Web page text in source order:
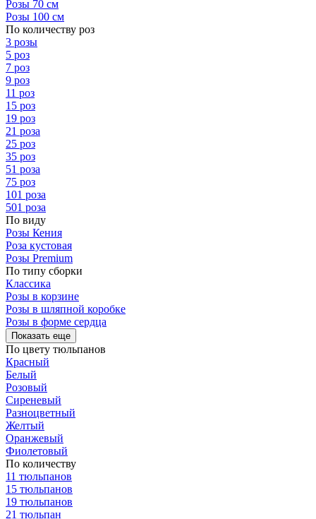
Розы 70 см
Розы 100 см
По количеству роз
3 розы
5 роз
7 роз
9 роз
11 роз
15 роз
19 роз
21 роза
25 роз
35 роз
51 роза
75 роз
101 роза
501 роза
По виду
Розы Кения
Роза кустовая
Розы Premium
По типу сборки
Классика
Розы в корзине
Розы в шляпной коробке
Розы в форме сердца
Показать еще
По цвету тюльпанов
Красный
Белый
Розовый
Сиреневый
Разноцветный
Желтый
Оранжевый
Фиолетовый
По количеству
11 тюльпанов
15 тюльпанов
19 тюльпанов
21 тюльпан